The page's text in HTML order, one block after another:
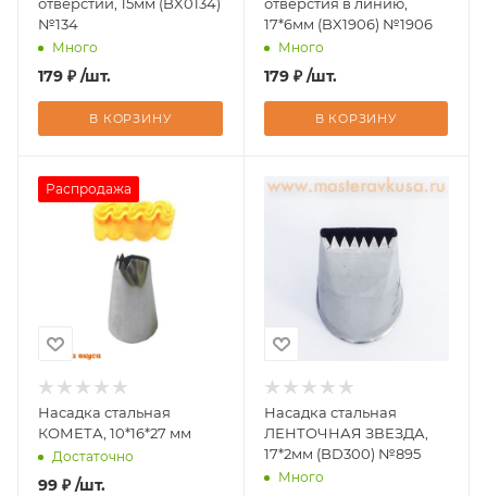
№134
Много
179 ₽ /шт.
В КОРЗИНУ
17*6мм (BX1906) №1906
Много
179 ₽ /шт.
В КОРЗИНУ
Распродажа
Насадка стальная
КОМЕТА, 10*16*27 мм
Достаточно
99 ₽ /шт.
Насадка стальная
ЛЕНТОЧНАЯ ЗВЕЗДА,
17*2мм (BD300) №895
Много